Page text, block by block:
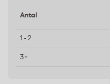
Antal
1 - 2
3+